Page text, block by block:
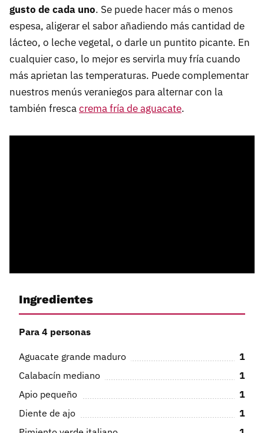
gusto de cada uno. Se puede hacer más o menos
espesa, aligerar el sabor añadiendo más cantidad de
lácteo, o leche vegetal, o darle un puntito picante. En
cualquier caso, lo mejor es servirla muy fría cuando
más aprietan las temperaturas. Puede complementar
nuestros menús veraniegos para alternar con la
también frescacrema fría de aguacate.
Ingredientes
Para 4 personas
Aguacate grande maduro
1
Calabacín mediano
1
Apio pequeño
1
Diente de ajo
1